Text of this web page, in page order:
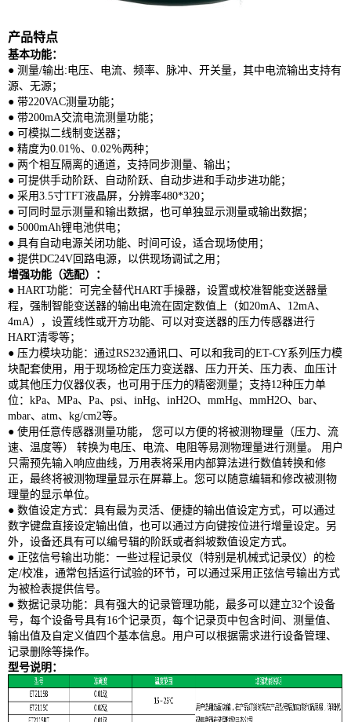
产品特点
基本功能：
● 测量/输出:电压、电流、频率、脉冲、开关量，其中电流输出支持有
源、无源；
● 带220VAC测量功能；
● 带200mA交流电流测量功能；
● 可模拟二线制变送器；
● 精度为0.01％、0.02％两种；
● 两个相互隔离的通道，支持同步测量、输出；
● 可提供手动阶跃、自动阶跃、自动步进和手动步进功能；
● 采用3.5寸TFT液晶屏，分辨率480*320；
● 可同时显示测量和输出数据，也可单独显示测量或输出数据；
● 5000mAh锂电池供电；
● 具有自动电源关闭功能、时间可设，适合现场使用；
● 提供DC24V回路电源，以供现场调试之用；
增强功能（选配）：
● HART功能：可完全替代HART手操器，设置或校准智能变送器量
程，强制智能变送器的输出电流在固定数值上（如20mA、12mA、
4mA），设置线性或开方功能、可以对变送器的压力传感器进行
HART清零等；
● 压力模块功能：通过RS232通讯口、可以和我司的ET-CY系列压力模
块配套使用，用于现场检定压力变送器、压力开关、压力表、血压计
或其他压力仪器仪表，也可用于压力的精密测量；支持12种压力单
位：kPa、MPa、Pa、psi、inHg、inH2O、mmHg、mmH2O、bar、
mbar、atm、kg/cm2等。
● 使用任意传感器测量功能， 您可以方便的将被测物理量（压力、流
速、温度等） 转换为电压、电流、电阻等易测物理量进行测量。 用户
只需预先输入响应曲线，万用表将采用内部算法进行数值转换和修
正，最终将被测物理量显示在屏幕上。您可以随意编辑和修改被测物
理量的显示单位。
● 数值设定方式：具有最为灵活、便捷的输出值设定方式，可以通过
数字键盘直接设定输出值，也可以通过方向键按位进行增量设定。另
外，设备还具有可以编号辑的阶跃或者斜坡数值设定方式。
● 正弦信号输出功能：一些过程记录仪（特别是机械式记录仪）的检
定/校准，通常包括运行试验的环节，可以通过采用正弦信号输出方式
为被检表提供信号。
● 数据记录功能：具有强大的记录管理功能，最多可以建立32个设备
号，每个设备号具有16个记录页，每个记录页中包含时间、测量值、
输出值及自定义值四个基本信息。用户可以根据需求进行设备管理、
记录删除等操作。
型号说明：